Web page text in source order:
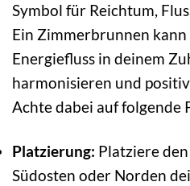
Symbol für Reichtum,
Ein Zimmerbrunnen kann
Energiefluss in deinem
harmonisieren und
Achte dabei auf folgende
Platzierung: Platziere
Südosten oder Norden